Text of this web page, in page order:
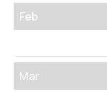
Feb
Mar